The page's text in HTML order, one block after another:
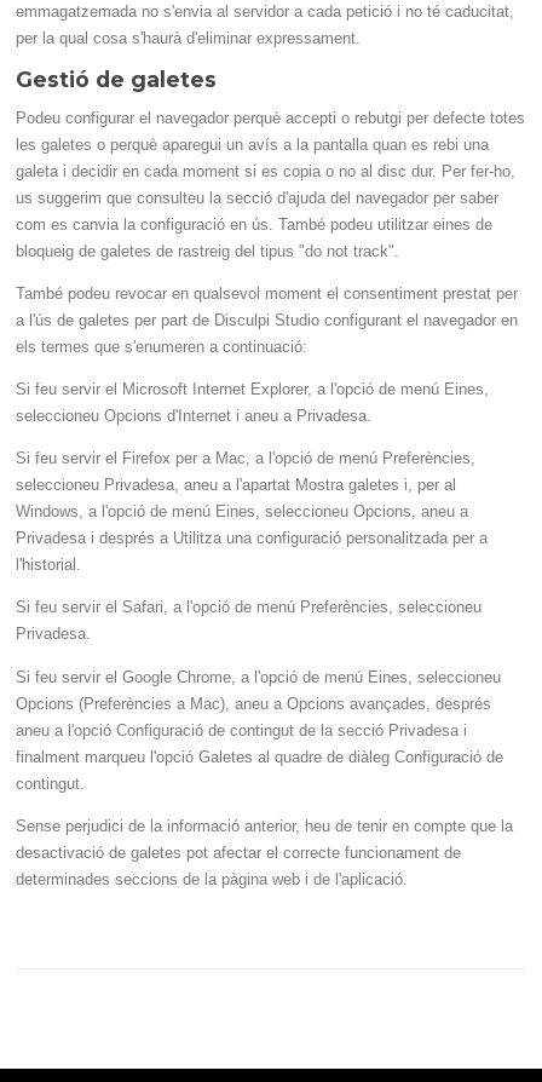
emmagatzemada no s'envia al servidor a cada petició i no té caducitat,
per la qual cosa s'haurà d'eliminar expressament.
Gestió de galetes
Podeu configurar el navegador perquè accepti o rebutgi per defecte totes
les galetes o perquè aparegui un avís a la pantalla quan es rebi una
galeta i decidir en cada moment si es copia o no al disc dur. Per fer-ho,
us suggerim que consulteu la secció d'ajuda del navegador per saber
com es canvia la configuració en ús. També podeu utilitzar eines de
bloqueig de galetes de rastreig del tipus "do not track".
També podeu revocar en qualsevol moment el consentiment prestat per
a l'ús de galetes per part de Disculpi Studio configurant el navegador en
els termes que s'enumeren a continuació:
Si feu servir el Microsoft Internet Explorer, a l'opció de menú Eines,
seleccioneu Opcions d'Internet i aneu a Privadesa.
Si feu servir el Firefox per a Mac, a l'opció de menú Preferències,
seleccioneu Privadesa, aneu a l'apartat Mostra galetes i, per al
Windows, a l'opció de menú Eines, seleccioneu Opcions, aneu a
Privadesa i després a Utilitza una configuració personalitzada per a
l'historial.
Si feu servir el Safari, a l'opció de menú Preferències, seleccioneu
Privadesa.
Si feu servir el Google Chrome, a l'opció de menú Eines, seleccioneu
Opcions (Preferències a Mac), aneu a Opcions avançades, després
aneu a l'opció Configuració de contingut de la secció Privadesa i
finalment marqueu l'opció Galetes al quadre de diàleg Configuració de
contingut.
Sense perjudici de la informació anterior, heu de tenir en compte que la
desactivació de galetes pot afectar el correcte funcionament de
determinades seccions de la pàgina web i de l'aplicació.